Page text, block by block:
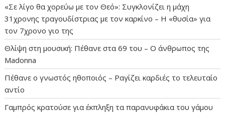
«Σε λίγο θα χορεύω με τον Θεό»: Συγκλονίζει η μάχη
31χρονης τραγουδίστριας με τον καρκίνο – Η «θυσία» για
τον 7χρονο γιο της
Θλίψη στη μουσική: Πέθανε στα 69 του – Ο άνθρωπος της
Madonna
Πέθανε ο γνωστός ηθοποιός – Ραγίζει καρδιές το τελευταίο
αντίο
Γαμπρός κρατούσε για έκπληξη τα παρανυφάκια του γάμου